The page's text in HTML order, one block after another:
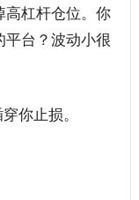
高杠杆仓位。你
台？波动小很
你止损。